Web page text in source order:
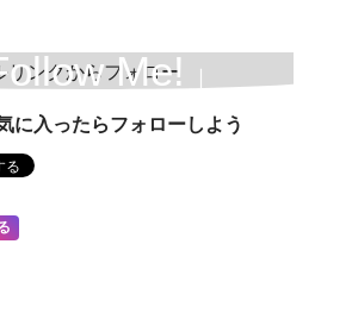
Me!」
に入ったらフォローしよう